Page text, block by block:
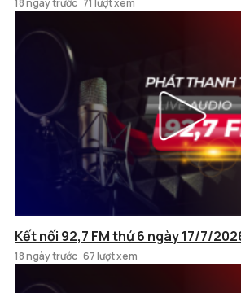
18 ngày trước 71 lượt xem
Kết nối 92,7 FM thứ 6 ngày 17/7/
18 ngày trước 67 lượt xem